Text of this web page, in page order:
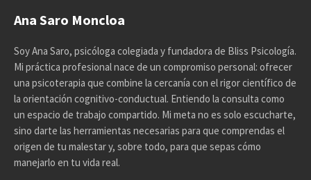
Ana Saro Moncloa
Soy Ana Saro, psicóloga colegiada y fundadora de Bliss Psicología.
Mi práctica profesional nace de un compromiso personal: ofrecer
una psicoterapia que combine la cercanía con el rigor científico de
la orientación cognitivo-conductual. Entiendo la consulta como
un espacio de trabajo compartido. Mi meta no es solo escucharte,
sino darte las herramientas necesarias para que comprendas el
origen de tu malestar y, sobre todo, para que sepas cómo
manejarlo en tu vida real.